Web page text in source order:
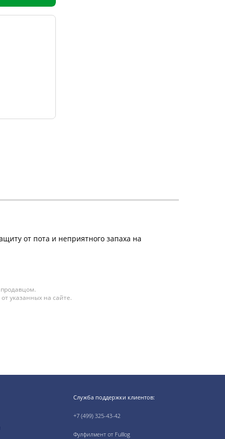
от пота и неприятного запаха на
указанных на сайте.
Служба поддержки клиентов:
+7 (499) 325-43-42
Фулфилмент от Fulllog